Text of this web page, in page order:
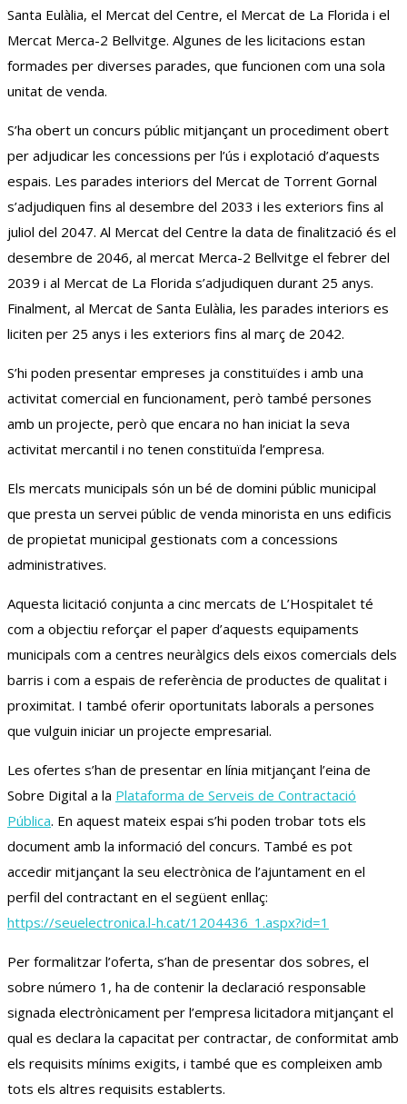
Santa Eulàlia, el Mercat del Centre, el Mercat de La Florida i el
Mercat Merca-2 Bellvitge. Algunes de les licitacions estan
formades per diverses parades, que funcionen com una sola
unitat de venda.
S’ha obert un concurs públic mitjançant un procediment obert
per adjudicar les concessions per l’ús i explotació d’aquests
espais. Les parades interiors del Mercat de Torrent Gornal
s’adjudiquen fins al desembre del 2033 i les exteriors fins al
juliol del 2047. Al Mercat del Centre la data de finalització és el
desembre de 2046, al mercat Merca-2 Bellvitge el febrer del
2039 i al Mercat de La Florida s’adjudiquen durant 25 anys.
Finalment, al Mercat de Santa Eulàlia, les parades interiors es
liciten per 25 anys i les exteriors fins al març de 2042.
S’hi poden presentar empreses ja constituïdes i amb una
activitat comercial en funcionament, però també persones
amb un projecte, però que encara no han iniciat la seva
activitat mercantil i no tenen constituïda l’empresa.
Els mercats municipals són un bé de domini públic municipal
que presta un servei públic de venda minorista en uns edificis
de propietat municipal gestionats com a concessions
administratives.
Aquesta licitació conjunta a cinc mercats de L’Hospitalet té
com a objectiu reforçar el paper d’aquests equipaments
municipals com a centres neuràlgics dels eixos comercials dels
barris i com a espais de referència de productes de qualitat i
proximitat. I també oferir oportunitats laborals a persones
que vulguin iniciar un projecte empresarial.
Les ofertes s’han de presentar en línia mitjançant l’eina de
Sobre Digital a la Plataforma de Serveis de Contractació
Pública. En aquest mateix espai s’hi poden trobar tots els
document amb la informació del concurs. També es pot
accedir mitjançant la seu electrònica de l’ajuntament en el
perfil del contractant en el següent enllaç:
https://seuelectronica.l-h.cat/1204436_1.aspx?id=1
Per formalitzar l’oferta, s’han de presentar dos sobres, el
sobre número 1, ha de contenir la declaració responsable
signada electrònicament per l’empresa licitadora mitjançant el
qual es declara la capacitat per contractar, de conformitat amb
els requisits mínims exigits, i també que es compleixen amb
tots els altres requisits establerts.